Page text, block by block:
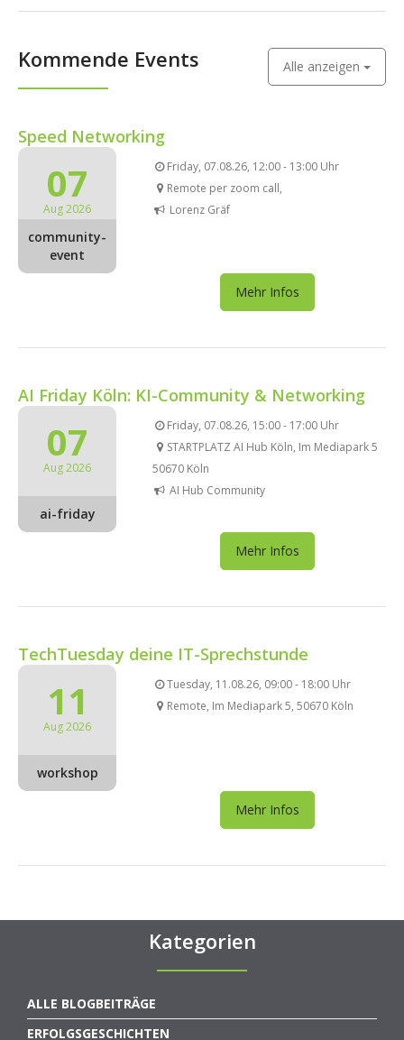
Kommende Events Alle anzeigen
Speed Networking
07
Aug 2026
community-
event
Friday, 07.08.26, 12:00 - 13:00 Uhr
Remote per zoom call,
Lorenz Gräf
Mehr Infos
AI Friday Köln: KI-Community & Networking
07
Aug 2026
ai-friday
Friday, 07.08.26, 15:00 - 17:00 Uhr
STARTPLATZ AI Hub Köln, Im Mediapark 5
50670 Köln
AI Hub Community
Mehr Infos
TechTuesday deine IT-Sprechstunde
11
Aug 2026
workshop
Tuesday, 11.08.26, 09:00 - 18:00 Uhr
Remote, Im Mediapark 5, 50670 Köln
Mehr Infos
Kategorien
ALLE BLOGBEITRÄGE
ERFOLGSGESCHICHTEN